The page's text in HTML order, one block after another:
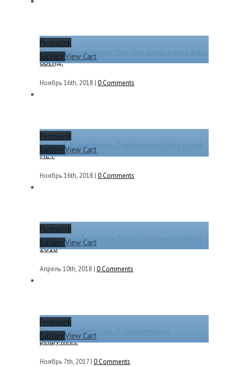
Permalink
GalleryView Cart
Евгений Михайленко. Вот эта хрень и есть Ваш
бренд.
Ноябрь 16th, 2018 | 0 Comments
Permalink
GalleryView Cart
Евгений Михайленко. О магической силе слова
НЕТ
Ноябрь 16th, 2018 | 0 Comments
Permalink
GalleryView Cart
Названы победители бизнес-премии WOW!HR
2018
Апрель 10th, 2018 | 0 Comments
Permalink
GalleryView Cart
Александр Федотов. О современном
рекрутинге
Ноябрь 7th, 2017 | 0 Comments